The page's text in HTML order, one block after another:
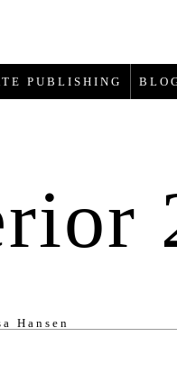
PUBLISHING
Hansen